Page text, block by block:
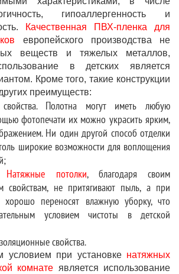
гипоаллергенность и
Качественная ПВХ-пленка для
европейского производства не
веществ и тяжелых металлов,
в детских является
Кроме того, такие конструкции
преимуществ:
свойства. Полотна могут иметь любую
фотопечати их можно украсить ярким,
Ни один другой способ отделки
широкие возможности для воплощения
Натяжные потолки, благодаря своим
свойствам, не притягивают пыль, а при
хорошо переносят влажную уборку, что
условием чистоты в детской
свойства.
условием при установке натяжных
комнате является использование